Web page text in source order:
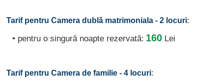
Tarif pentru Camera dublă matrimoniala - 2 locuri:
• pentru o singură noapte rezervată: 160 Lei
Tarif pentru Camera de familie - 4 locuri: